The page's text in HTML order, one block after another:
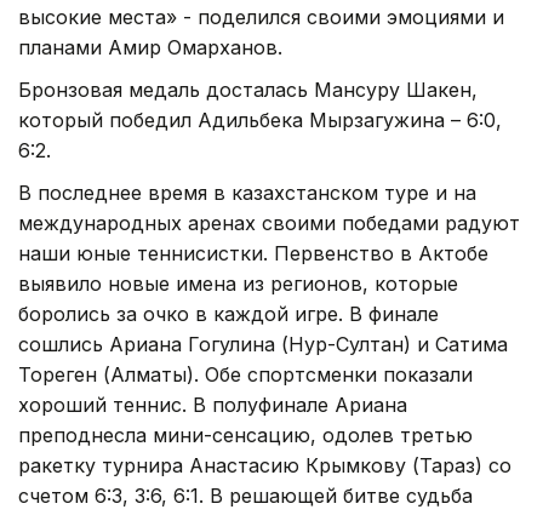
высокие места» - поделился своими эмоциями и
планами Амир Омарханов.
Бронзовая медаль досталась Мансуру Шакен,
который победил Адильбека Мырзагужина – 6:0,
6:2.
В последнее время в казахстанском туре и на
международных аренах своими победами радуют
наши юные теннисистки. Первенство в Актобе
выявило новые имена из регионов, которые
боролись за очко в каждой игре. В финале
сошлись Ариана Гогулина (Нур-Султан) и Сатима
Тореген (Алматы). Обе спортсменки показали
хороший теннис. В полуфинале Ариана
преподнесла мини-сенсацию, одолев третью
ракетку турнира Анастасию Крымкову (Тараз) со
счетом 6:3, 3:6, 6:1. В решающей битве судьба